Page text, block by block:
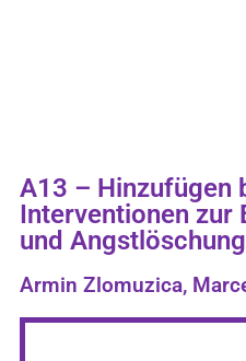
A13 – Hinzufügen
Interventionen zur
und Angstlöschung
Armin Zlomuzica,